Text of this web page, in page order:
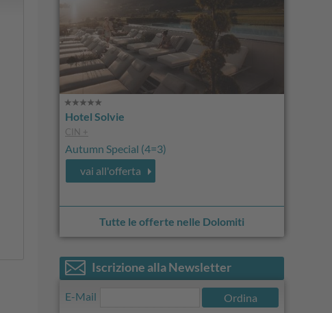
Hotel Solvie
CIN +
Autumn Special (4=3)
vai all'offerta
Tutte le offerte nelle Dolomiti
Iscrizione alla Newsletter
E-Mail